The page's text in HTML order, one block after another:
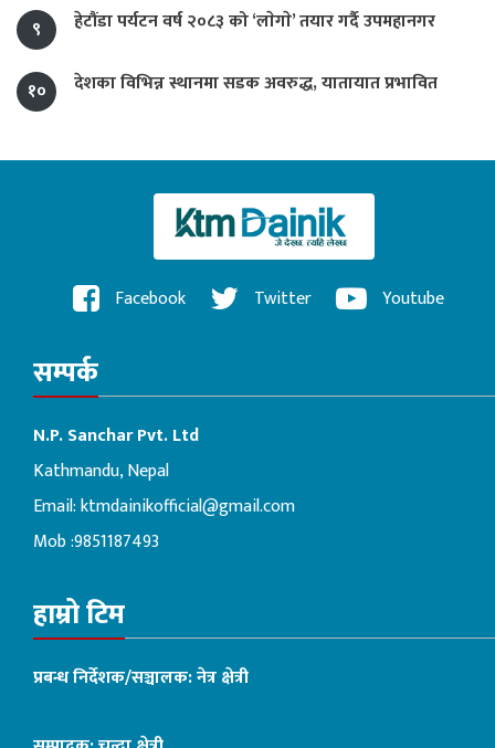
९ हेटौंडा पर्यटन वर्ष २०८३ को ‘लाेगाे’ तयार गर्दै उपमहानगर
१० देशका विभिन्न स्थानमा सडक अवरुद्ध, यातायात प्रभावित
Facebook Twitter Youtube
सम्पर्क
N.P. Sanchar Pvt. Ltd
Kathmandu, Nepal
Email:ktmdainikofficial@gmail.com
Mob :9851187493
हाम्रो टिम
प्रबन्ध निर्देशक/सञ्चालक: नेत्र क्षेत्री